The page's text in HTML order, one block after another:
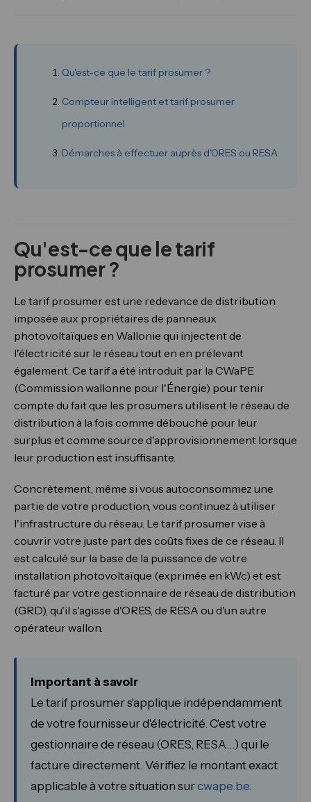
Qu'est-ce que le tarif prosumer ?
Compteur intelligent et tarif prosumer
proportionnel
Démarches à effectuer auprès d'ORES ou RESA
Qu'est-ce que le tarif
prosumer ?
Le tarif prosumer est une redevance de distribution
imposée aux propriétaires de panneaux
photovoltaïques en Wallonie qui injectent de
l'électricité sur le réseau tout en en prélevant
également. Ce tarif a été introduit par la CWaPE
(Commission wallonne pour l'Énergie) pour tenir
compte du fait que les prosumers utilisent le réseau de
distribution à la fois comme débouché pour leur
surplus et comme source d'approvisionnement lorsque
leur production est insuffisante.
Concrètement, même si vous autoconsommez une
partie de votre production, vous continuez à utiliser
l'infrastructure du réseau. Le tarif prosumer vise à
couvrir votre juste part des coûts fixes de ce réseau. Il
est calculé sur la base de la puissance de votre
installation photovoltaïque (exprimée en kWc) et est
facturé par votre gestionnaire de réseau de distribution
(GRD), qu'il s'agisse d'ORES, de RESA ou d'un autre
opérateur wallon.
Important à savoir
Le tarif prosumer s'applique indépendamment
de votre fournisseur d'électricité. C'est votre
gestionnaire de réseau (ORES, RESA…) qui le
facture directement. Vérifiez le montant exact
applicable à votre situation surcwape.be.